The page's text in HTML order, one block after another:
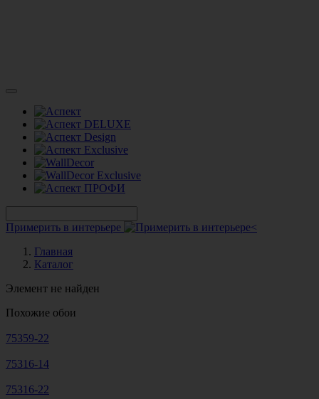
Примерить в интерьере
Главная
Каталог
Элемент не найден
Похожие обои
75359-22
75316-14
75316-22